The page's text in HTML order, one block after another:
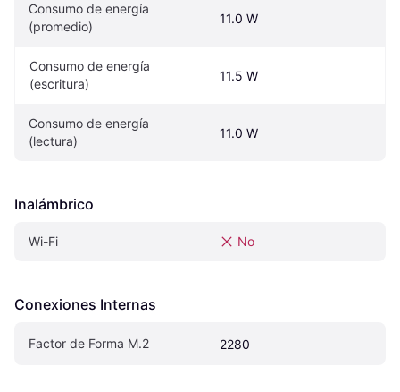
Consumo de energía
(promedio)
11.0 W
Consumo de energía
(escritura)
11.5 W
Consumo de energía
(lectura)
11.0 W
Inalámbrico
Wi-Fi No
Conexiones Internas
Factor de Forma M.2 2280